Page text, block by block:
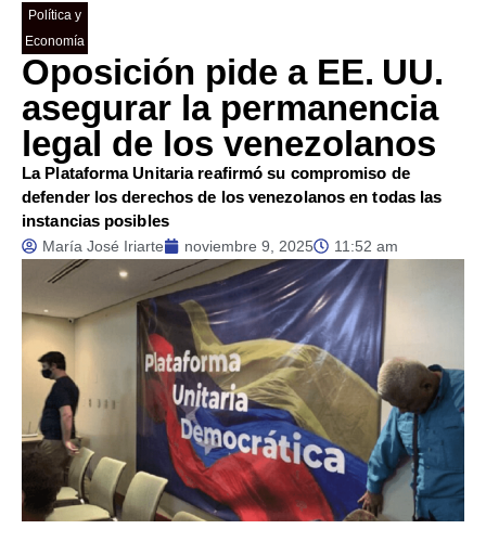
Política y
Economía
Oposición pide a EE. UU.
asegurar la permanencia
legal de los venezolanos
La Plataforma Unitaria reafirmó su compromiso de
defender los derechos de los venezolanos en todas las
instancias posibles
María José Iriarte noviembre 9, 2025 11:52 am